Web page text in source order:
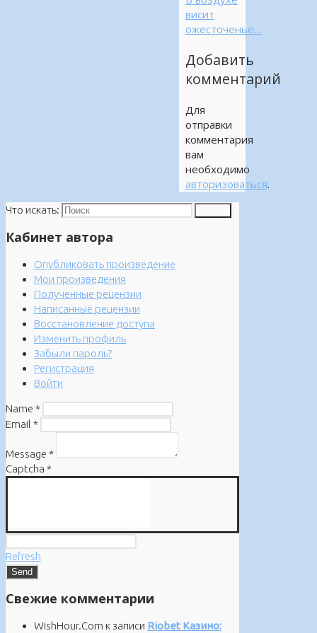
висит
ожесточенье…
Добавить
комментарий
Для
отправки
комментария
вам
необходимо
авторизоваться.
Что искать:
Кабинет автора
Опубликовать произведение
Мои произведения
Полученные рецензии
Написанные рецензии
Восстановление доступа
Изменить профиль
Забыли пароль?
Регистрация
Войти
Name *
Email *
Message *
Captcha *
Refresh
Свежие комментарии
WishHour.Com к записи Riobet Казино: